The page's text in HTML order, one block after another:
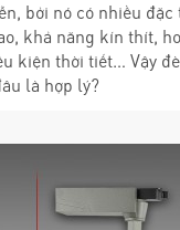
bởi nó có nhiều
khả năng kín thít,
kiện thời tiết… Vậy
là hợp lý?